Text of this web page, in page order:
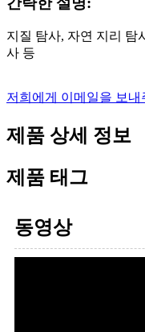
지질 탐사, 자연 지리 탐
사 등
저희에게 이메일을 보내
제품 상세 정보
제품 태그
동영상